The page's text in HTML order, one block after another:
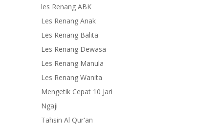
les Renang ABK
Les Renang Anak
Les Renang Balita
Les Renang Dewasa
Les Renang Manula
Les Renang Wanita
Mengetik Cepat 10 Jari
Ngaji
Tahsin Al Qur'an